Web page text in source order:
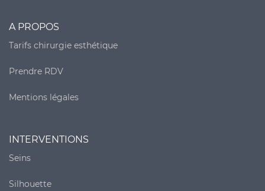
A PROPOS
Tarifs chirurgie esthétique
Prendre RDV
Mentions légales
INTERVENTIONS
Seins
Silhouette